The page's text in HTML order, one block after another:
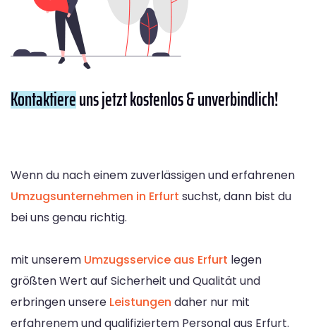
Kontaktiereuns jetzt kostenlos & unverbindlich!
Wenn du nach einem zuverlässigen und erfahrenen
Umzugsunternehmen in Erfurt suchst, dann bist du
bei uns genau richtig.
mit unserem Umzugsservice aus Erfurt legen
größten Wert auf Sicherheit und Qualität und
erbringen unsere Leistungen daher nur mit
erfahrenem und qualifiziertem Personal aus Erfurt.